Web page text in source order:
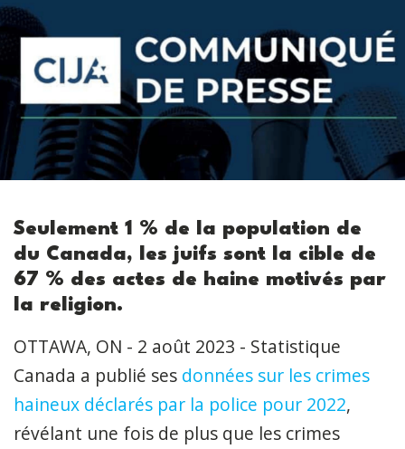
Seulement 1 % de la population de
du Canada, les juifs sont la cible de
67 % des actes de haine motivés par
la religion.
OTTAWA, ON - 2 août 2023 - Statistique
Canada a publié ses données sur les crimes
haineux déclarés par la police pour 2022,
révélant une fois de plus que les crimes